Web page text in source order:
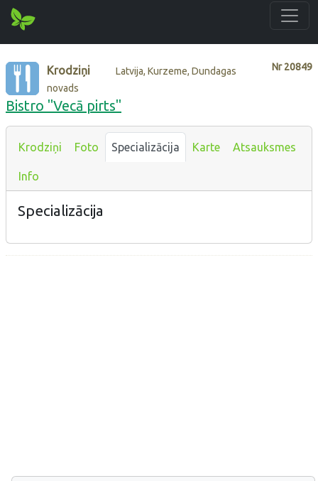
Nr20849
Krodziņi
Latvija, Kurzeme, Dundagas
novads
Bistro "Vecā pirts"
Krodziņi Foto Specializācija Karte Atsauksmes
Info
Specializācija